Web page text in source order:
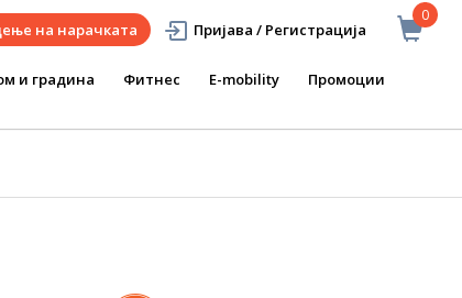
0
на нарачката Пријава / Регистрација
и градина Фитнес E-mobility
Промоции